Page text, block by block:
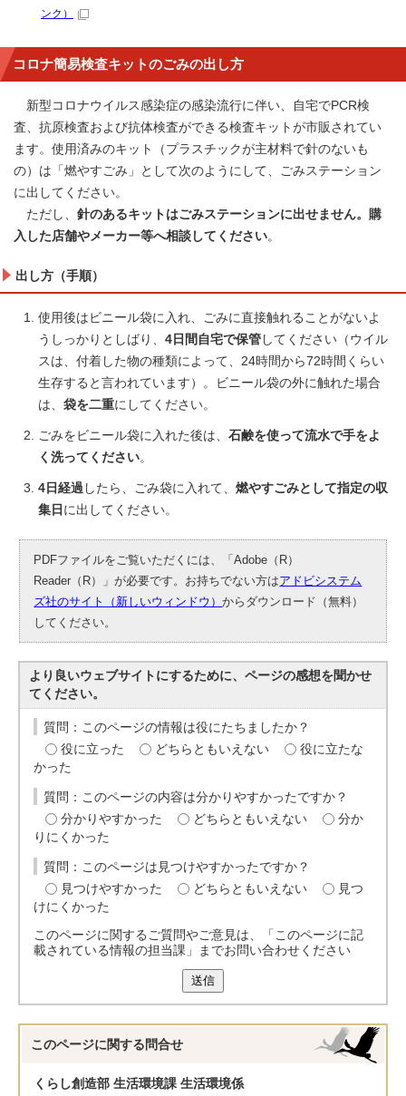
ンク）
コロナ簡易検査キットのごみの出し方
新型コロナウイルス感染症の感染流行に伴い、自宅でPCR検
査、抗原検査および抗体検査ができる検査キットが市販されてい
ます。使用済みのキット（プラスチックが主材料で針のないも
の）は「燃やすごみ」として次のようにして、ごみステーション
に出してください。
ただし、 針のあるキットはごみステーションに出せません。購
入した店舗やメーカー等へ相談してください。
出し方（手順）
使用後はビニール袋に入れ、ごみに直接触れることがないよ
うしっかりとしばり、 4日間自宅で保管 してください（ウイル
スは、付着した物の種類によって、24時間から72時間くらい
生存すると言われています）。ビニール袋の外に触れた場合
は、 袋を二重にしてください。
ごみをビニール袋に入れた後は、 石鹸を使って流水で手をよ
く洗ってください。
4日経過 したら、ごみ袋に入れて、 燃やすごみとして指定の収
集日 に出してください。
PDFファイルをご覧いただくには、「Adobe（R）
Reader（R）」が必要です。お持ちでない方はアドビシステム
ズ社のサイト（新しいウィンドウ）からダウンロード（無料）
してください。
より良いウェブサイトにするために、ページの感想を聞かせ
てください。
質問：このページの情報は役にたちましたか？
役に立った
どちらともいえない
役に立たな
かった
質問：このページの内容は分かりやすかったですか？
分かりやすかった
どちらともいえない
分か
りにくかった
質問：このページは見つけやすかったですか？
見つけやすかった
どちらともいえない
見つ
けにくかった
このページに関するご質問やご意見は、「このページに記
載されている情報の担当課」までお問い合わせください
送信
このページに関する 問合せ
くらし創造部 生活環境課 生活環境係